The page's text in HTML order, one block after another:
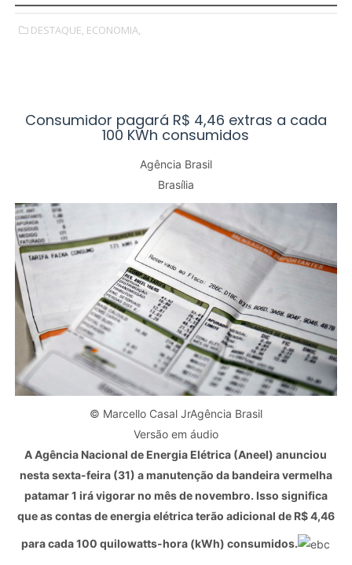
DESTAQUE, ECONOMIA,
Consumidor pagará R$ 4,46 extras a cada
100 KWh consumidos
Agência Brasil
Brasília
© Marcello Casal JrAgência Brasil
Versão em áudio
A Agência Nacional de Energia Elétrica (Aneel) anunciou
nesta sexta-feira (31) a manutenção da bandeira vermelha
patamar 1 irá vigorar no mês de novembro. Isso significa
que as contas de energia elétrica terão adicional de R$ 4,46
para cada 100 quilowatts-hora (kWh) consumidos.